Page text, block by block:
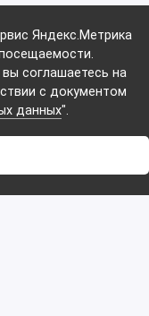
Яндекс.Метрика
соглашаетесь на
с документом
данных".
ссылка на